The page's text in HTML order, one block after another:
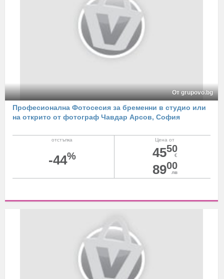
От grupovo.bg
Професионална Фотосесия за бременни в студио или
на открито от фотограф Чавдар Арсов, София
Цена от
4550
€
8900
лв
отстъпка
-44%